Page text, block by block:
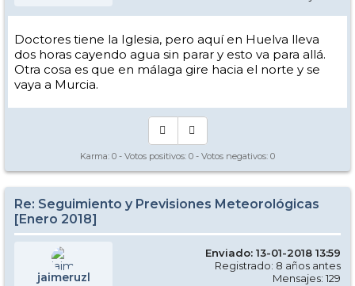
Doctores tiene la Iglesia, pero aquí en Huelva lleva
dos horas cayendo agua sin parar y esto va para allá.
Otra cosa es que en málaga gire hacia el norte y se
vaya a Murcia.
Karma: 0 - Votos positivos: 0 - Votos negativos: 0
Re: Seguimiento y Previsiones Meteorológicas
[Enero 2018]
jaimeruzl
Enviado: 13-01-2018 13:59
Registrado: 8 años antes
Mensajes: 129